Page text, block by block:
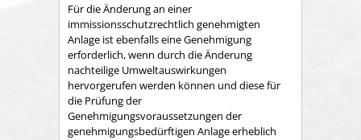
Für die Änderung an einer
immissionsschutzrechtlich genehmigten
Anlage ist ebenfalls eine Genehmigung
erforderlich, wenn durch die Änderung
nachteilige Umweltauswirkungen
hervorgerufen werden können und diese für
die Prüfung der
Genehmigungsvoraussetzungen der
genehmigungsbedürftigen Anlage erheblich